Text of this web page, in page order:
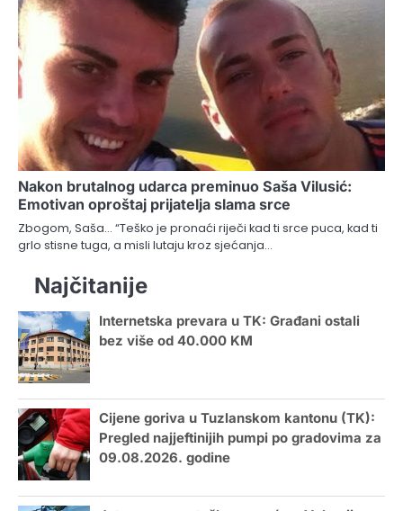
Nakon brutalnog udarca preminuo Saša Vilusić:
Emotivan oproštaj prijatelja slama srce
Zbogom, Saša… “Teško je pronaći riječi kad ti srce puca, kad ti
grlo stisne tuga, a misli lutaju kroz sjećanja…
Najčitanije
Internetska prevara u TK: Građani ostali
bez više od 40.000 KM
Cijene goriva u Tuzlanskom kantonu (TK):
Pregled najjeftinijih pumpi po gradovima za
09.08.2026. godine